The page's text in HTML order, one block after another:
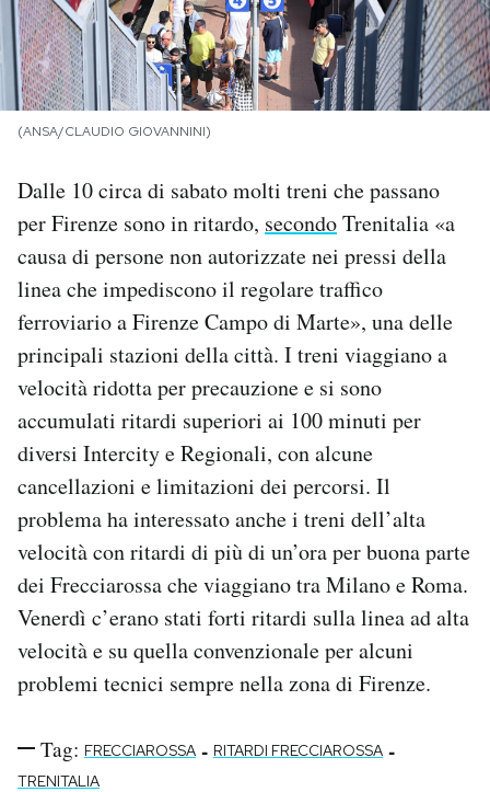
NEWSLETTER
I MIEI PREFERITI
SHOP
CALENDARIO
AREA PERSONALE
Area Personale
Newsletter
Notifiche mobile
Regala il Post
Hai bisogno di aiuto?
(ANSA/CLAUDIO GIOVANNINI)
Dalle 10 circa di sabato molti treni che passano
per Firenze sono in ritardo, secondoTrenitalia «a
causa di persone non autorizzate nei pressi della
linea che impediscono il regolare traffico
ferroviario a Firenze Campo di Marte», una delle
principali stazioni della città. I treni viaggiano a
velocità ridotta per precauzione e si sono
accumulati ritardi superiori ai 100 minuti per
diversi Intercity e Regionali, con alcune
cancellazioni e limitazioni dei percorsi. Il
problema ha interessato anche i treni dell’alta
velocità con ritardi di più di un’ora per buona parte
dei Frecciarossa che viaggiano tra Milano e Roma.
Venerdì c’erano stati forti ritardi sulla linea ad alta
velocità e su quella convenzionale per alcuni
problemi tecnici sempre nella zona di Firenze.
Tag: FRECCIAROSSA - RITARDI FRECCIAROSSA -
TRENITALIA